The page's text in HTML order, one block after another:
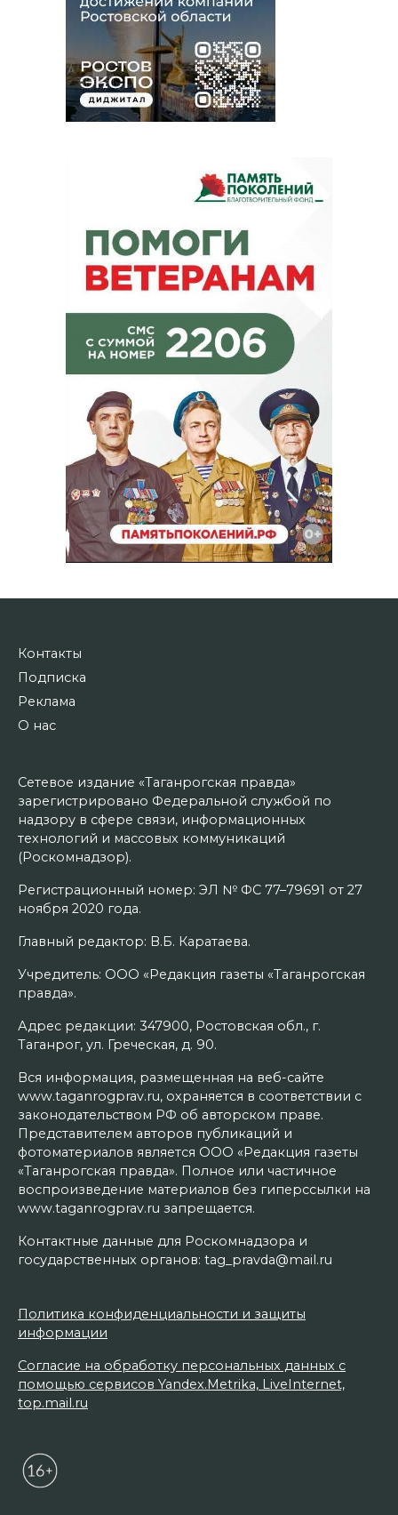
Контакты
Подписка
Реклама
О нас
Сетевое издание «Таганрогская правда»
зарегистрировано Федеральной службой по
надзору в сфере связи, информационных
технологий и массовых коммуникаций
(Роскомнадзор).
Регистрационный номер: ЭЛ № ФС 77–79691 от 27
ноября 2020 года.
Главный редактор: В.Б. Каратаева.
Учредитель: ООО «Редакция газеты «Таганрогская
правда».
Адрес редакции: 347900, Ростовская обл., г.
Таганрог, ул. Греческая, д. 90.
Вся информация, размещенная на веб-сайте
www.taganrogprav.ru, охраняется в соответствии с
законодательством РФ об авторском праве.
Представителем авторов публикаций и
фотоматериалов является ООО «Редакция газеты
«Таганрогская правда». Полное или частичное
воспроизведение материалов без гиперссылки на
www.taganrogprav.ru запрещается.
Контактные данные для Роскомнадзора и
государственных органов: tag_pravda@mail.ru
Политика конфиденциальности и защиты
информации
Согласие на обработку персональных данных с
помощью сервисов Yandex.Metrika, LiveInternet,
top.mail.ru